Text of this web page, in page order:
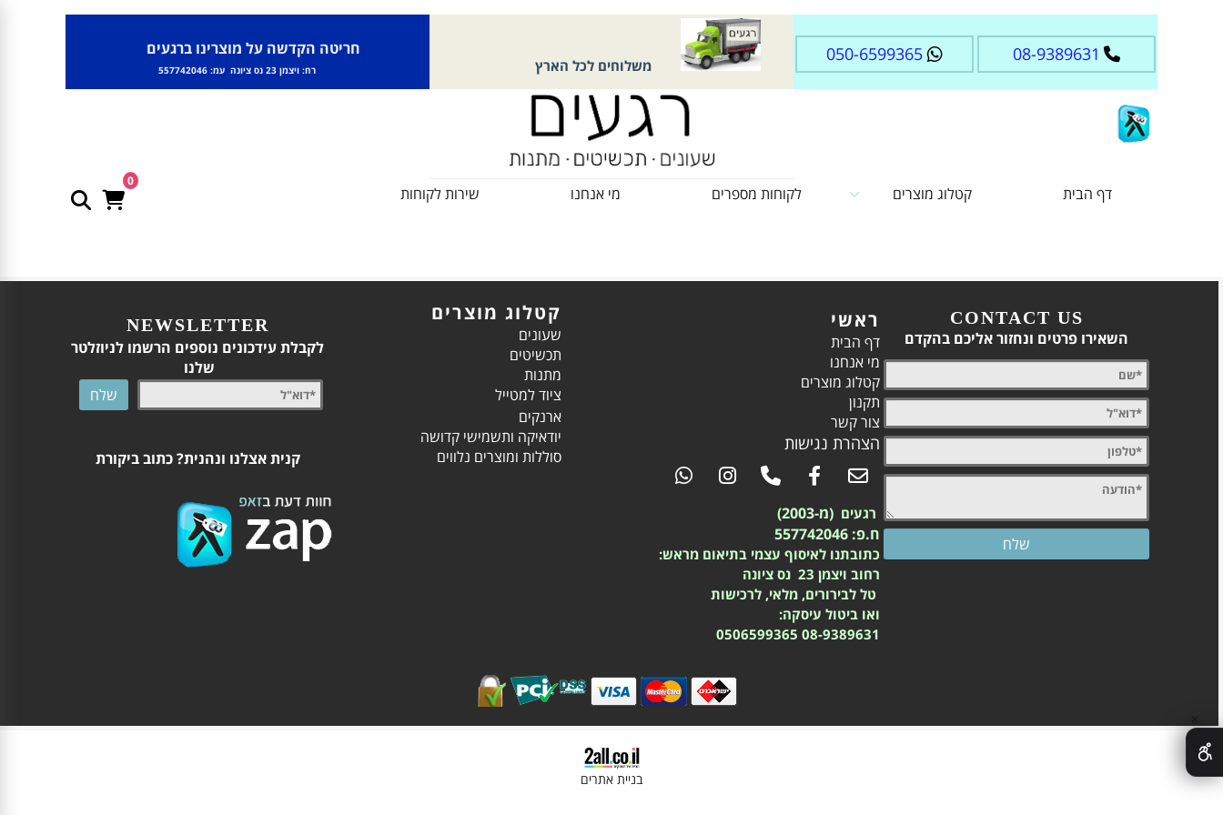
08-9389631
050-6599365
משלוחים לכל הארץ
חריטה הקדשה על מוצרינו ברגעים
רח: ויצמן 23 נס ציונה עמ: 557742046
0
דף הבית קטלוג מוצרים לקוחות מספרים מי אנחנו שירות לקוחות
CONTACT US
השאירו פרטים ונחזור אליכם בהקדם
ראשי
דף הבית
מי אנחנו
קטלוג מוצרים
תקנון
צור קשר
הצהרת נגישות
רגעים (מ-2003)
ח.פ: 557742046
כתובתנו לאיסוף עצמי בתיאום מראש:
רחוב ויצמן 23 נס ציונה
טל לבירורים, מלאי, לרכישות
ואו ביטול עיסקה:
08-9389631
0506599365
קטלוג מוצרים
שעונים
תכשיטים
מתנות
ציוד למטייל
ארנקים
יודאיקה ותשמישי קדושה
סוללות ומוצרים נלווים
NEWSLETTER
לקבלת עידכונים נוספים הרשמו לניוזלטר
שלנו
קנית אצלנו ונהנית? כתוב ביקורת
בניית אתרים